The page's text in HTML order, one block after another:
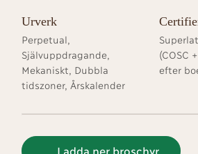
Urverk
Perpetual,
Självuppdragande,
Mekaniskt, Dubbla
tidszoner, Årskalender
(COSC
efter
Ladda ner broschyr